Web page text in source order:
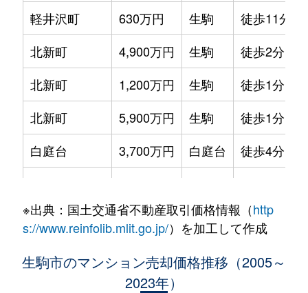
軽井沢町
630万円 生駒 徒歩11分
北新町
4,900万円 生駒 徒歩2分
北新町
1,200万円 生駒 徒歩1分
北新町
5,900万円 生駒 徒歩1分
白庭台
3,700万円 白庭台 徒歩4分
白庭台
3,300万円 白庭台 徒歩2分
2,600万円
※出典：国土交通省不動産取引価格情報（http
s://www.reinfolib.mlit.go.jp/）を加工して作成
生駒市のマンション売却価格推移（2005～
2023年）